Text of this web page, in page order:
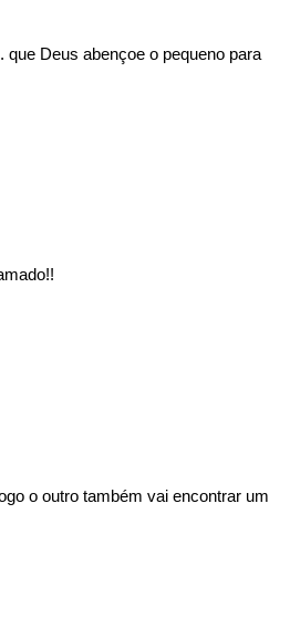
Deus abençoe o pequeno para
o outro também vai encontrar um